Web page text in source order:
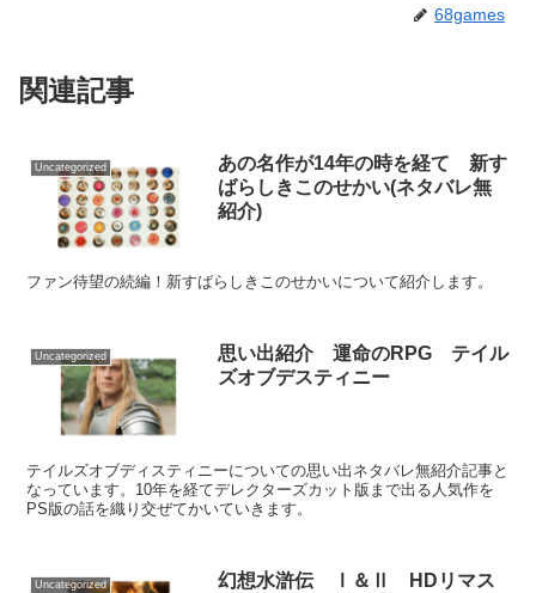
68games
関連記事
Uncategorized
あの名作が14年の時を経て 新す
ばらしきこのせかい(ネタバレ無
紹介)
ファン待望の続編！新すばらしきこのせかいについて紹介します。
Uncategorized
思い出紹介 運命のRPG テイル
ズオブデスティニー
テイルズオブディスティニーについての思い出ネタバレ無紹介記事と
なっています。10年を経てデレクターズカット版まで出る人気作を
PS版の話を織り交ぜてかいていきます。
Uncategorized
幻想水滸伝 Ⅰ＆Ⅱ HDリマス